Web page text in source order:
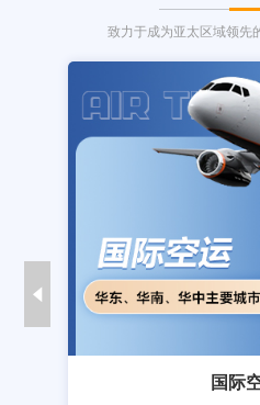
致力于成为亚太区域领先
国际